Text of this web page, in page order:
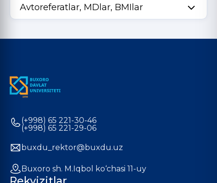
Avtoreferatlar, MDlar, BMIlar
(+998) 65 221-30-46
(+998) 65 221-29-06
buxdu_rektor@buxdu.uz
Buxoro sh. M.Iqbol ko‘chasi 11-uy